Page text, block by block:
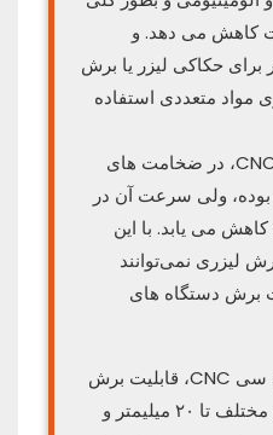
کاهش می دهد. و
برای حکاکی لیزر یا برش
متعددی استفاده
برش لیزری سی ان سی CNC، در ضخامت های
بوده، ولی سرعت آن در
می یابد. با این
لیزری نمی‌توانند
برش دستگاه‌ های
دستگاه برش لیزر سی ان سی CNC، قابلیت برش
ورق آهنی با ضخامت های مختلف تا ۲۰ میلیمتر و